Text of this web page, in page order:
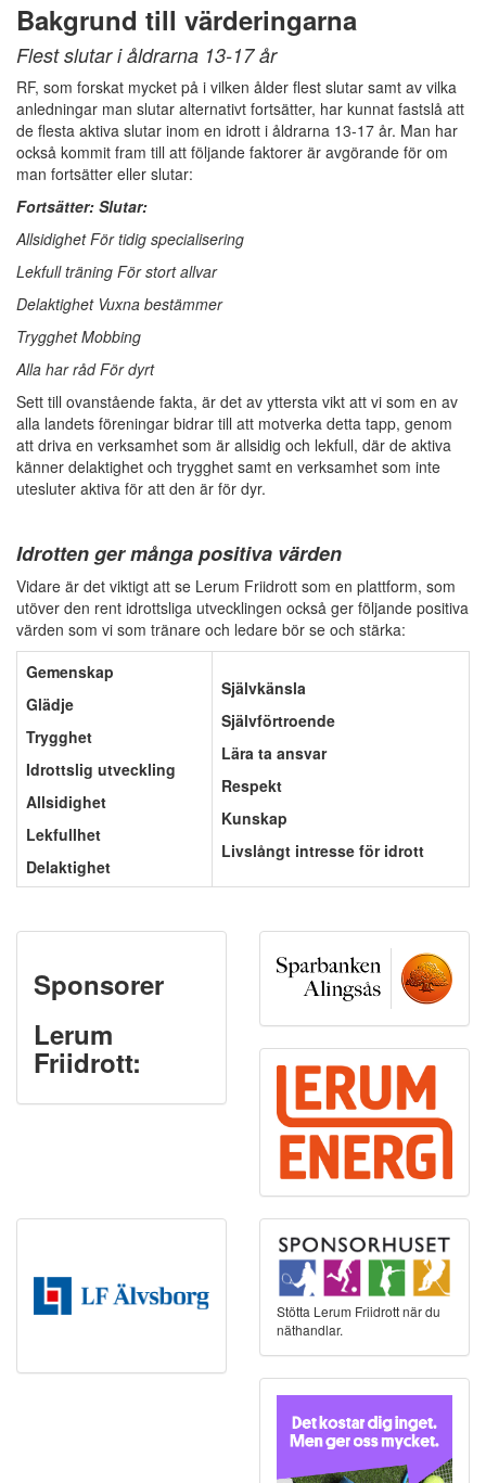
Bakgrund till värderingarna
Flest slutar i åldrarna 13-17 år
RF, som forskat mycket på i vilken ålder flest slutar samt av vilka
anledningar man slutar alternativt fortsätter, har kunnat fastslå att
de flesta aktiva slutar inom en idrott i åldrarna 13-17 år. Man har
också kommit fram till att följande faktorer är avgörande för om
man fortsätter eller slutar:
Fortsätter: Slutar:
Allsidighet För tidig specialisering
Lekfull träning För stort allvar
Delaktighet Vuxna bestämmer
Trygghet Mobbing
Alla har råd För dyrt
Sett till ovanstående fakta, är det av yttersta vikt att vi som en av
alla landets föreningar bidrar till att motverka detta tapp, genom
att driva en verksamhet som är allsidig och lekfull, där de aktiva
känner delaktighet och trygghet samt en verksamhet som inte
utesluter aktiva för att den är för dyr.
Idrotten ger många positiva värden
Vidare är det viktigt att se Lerum Friidrott som en plattform, som
utöver den rent idrottsliga utvecklingen också ger följande positiva
värden som vi som tränare och ledare bör se och stärka:
Gemenskap
Glädje
Trygghet
Idrottslig utveckling
Allsidighet
Lekfullhet
Delaktighet
Självkänsla
Självförtroende
Lära ta ansvar
Respekt
Kunskap
Livslångt intresse för idrott
Sponsorer
Lerum
Friidrott:
Stötta Lerum Friidrott när du
näthandlar.